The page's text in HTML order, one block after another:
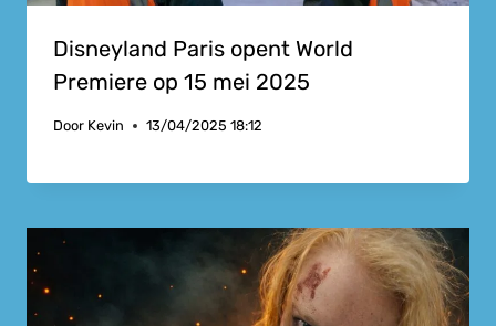
Disneyland Paris opent World
Premiere op 15 mei 2025
Door Kevin 13/04/2025 18:12